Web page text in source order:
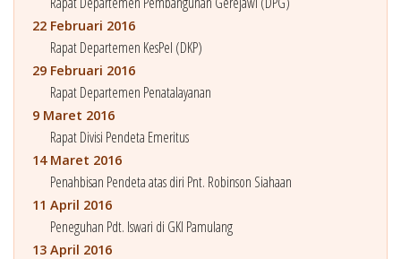
22 Februari 2016
Rapat Departemen KesPel (DKP)
29 Februari 2016
Rapat Departemen Penatalayanan
9 Maret 2016
Rapat Divisi Pendeta Emeritus
14 Maret 2016
Penahbisan Pendeta atas diri Pnt. Robinson Siahaan
11 April 2016
Peneguhan Pdt. Iswari di GKI Pamulang
13 April 2016